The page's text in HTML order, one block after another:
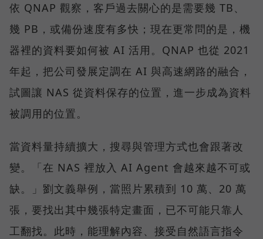
依 QNAP 觀察，客戶過去關心的是需要幾 TB、
幾 PB，或備份速度有多快；現在更常問的是，機
器裡的資料要如何被 AI 活用。QNAP 也從 2021
年起，把公司發展定調在 AI 與高速網路的融合，
試圖讓 NAS 從資料保存的位置，進一步成為資料
被調用的位置。
當資料量持續擴大，搜尋與管理方式也會跟著改
變。「在 NAS 裡放入 AI Agent 會越來越不可或
缺。」劉文義舉例，當照片累積到 10 萬、20 萬
張，要找出其中幾張特定畫面，已不可能只靠人
工翻找。此時，能理解內容、接受自然語言指令